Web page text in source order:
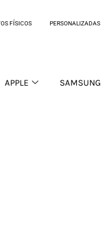
FÍSICOS PERSONALIZADAS
APPLE SAMSUNG